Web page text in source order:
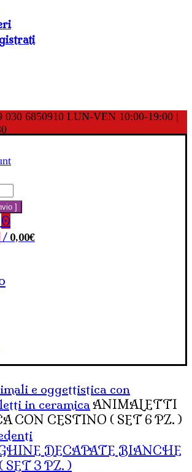
030 6850910 LUN-VEN 10:00-19:00 |
]
0
/ 0,00€
e oggettistica con
in ceramica ANIMALETTI
CON CESTINO ( SET 6 PZ. )